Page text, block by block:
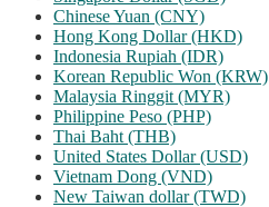
Chinese Yuan (CNY)
Hong Kong Dollar (HKD)
Indonesia Rupiah (IDR)
Korean Republic Won (KRW)
Malaysia Ringgit (MYR)
Philippine Peso (PHP)
Thai Baht (THB)
United States Dollar (USD)
Vietnam Dong (VND)
New Taiwan dollar (TWD)